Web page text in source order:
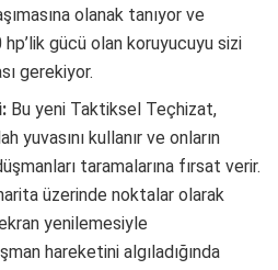
olanak tanıyor ve
hp’lik gücü olan koruyucuyu sizi
gerekiyor.
Bu yeni Taktiksel Teçhizat,
yuvasını kullanır ve onların
taramalarına fırsat verir.
üzerinde noktalar olarak
yenilemesiyle
hareketini algıladığında